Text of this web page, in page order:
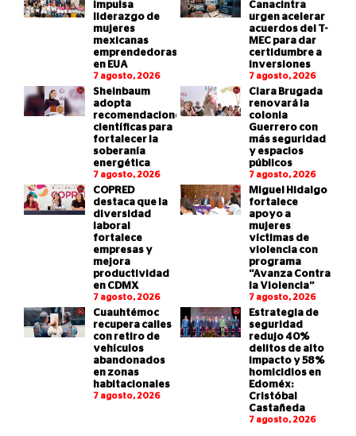
impulsa
liderazgo de
mujeres
mexicanas
emprendedoras
en EUA
7 agosto, 2026
Canacintra
urgen acelerar
acuerdos del T-
MEC para dar
certidumbre a
inversiones
7 agosto, 2026
Sheinbaum
adopta
recomendaciones
científicas para
fortalecer la
soberanía
energética
7 agosto, 2026
Clara Brugada
renovará la
colonia
Guerrero con
más seguridad
y espacios
públicos
7 agosto, 2026
COPRED
destaca que la
diversidad
laboral
fortalece
empresas y
mejora
productividad
en CDMX
7 agosto, 2026
Miguel Hidalgo
fortalece
apoyo a
mujeres
víctimas de
violencia con
programa
“Avanza Contra
la Violencia”
7 agosto, 2026
Cuauhtémoc
recupera calles
con retiro de
vehículos
abandonados
en zonas
habitacionales
7 agosto, 2026
Estrategia de
seguridad
redujo 40%
delitos de alto
impacto y 58%
homicidios en
Edoméx:
Cristóbal
Castañeda
7 agosto, 2026